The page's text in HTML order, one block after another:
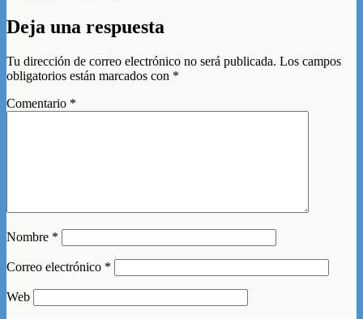
Deja una respuesta
Tu dirección de correo electrónico no será publicada. Los campos
obligatorios están marcados con *
Comentario *
Nombre *
Correo electrónico *
Web